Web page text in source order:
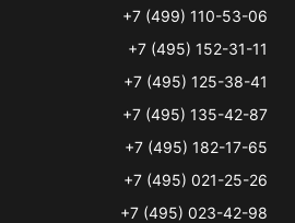
+7 (499) 110-53-06
+7 (495) 152-31-11
+7 (495) 125-38-41
+7 (495) 135-42-87
+7 (495) 182-17-65
+7 (495) 021-25-26
+7 (495) 023-42-98